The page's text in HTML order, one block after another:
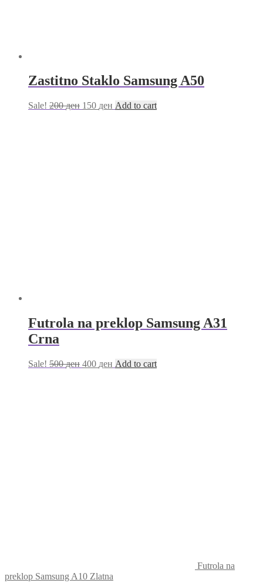
Zastitno Staklo Samsung A50
Sale! 200ден 150 ден Add to cart
Futrola na preklop Samsung A31
Crna
Sale! 500ден 400 ден Add to cart
Futrola na
preklop Samsung A10 Zlatna